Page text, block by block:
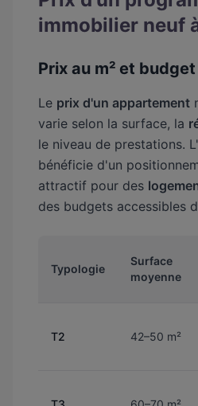
immobilier neuf
Prix au m² et
Le prix d'un appartement
varie selon la surface, la
le niveau de prestations.
bénéficie d'un
attractif pour des
des budgets accessibles
Typologie
Surface
moyenne
T2 42–50 m²